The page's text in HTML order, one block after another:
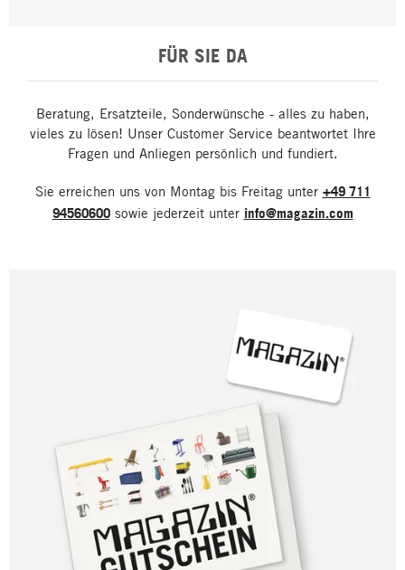
FÜR SIE DA
Beratung, Ersatzteile, Sonderwünsche - alles zu haben,
vieles zu lösen! Unser Customer Service beantwortet Ihre
Fragen und Anliegen persönlich und fundiert.
Sie erreichen uns von Montag bis Freitag unter +49 711
94560600sowie jederzeit unter info@magazin.com